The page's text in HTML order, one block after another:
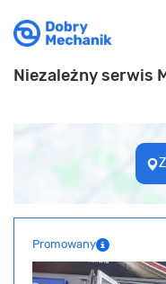
Niezależny serwis
Promowany